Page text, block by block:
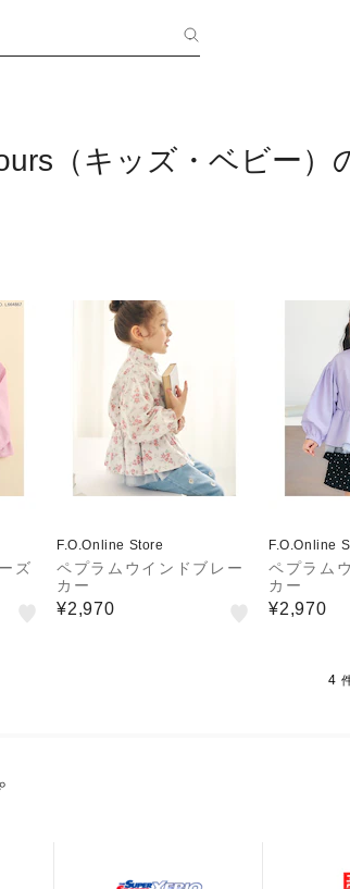
（キッズ・ベビー）
ズ
F.O.Online Store
ペプラムウインドブレー
カー
¥2,970
F.O.Online
ペプラム
カー
¥2,970
4